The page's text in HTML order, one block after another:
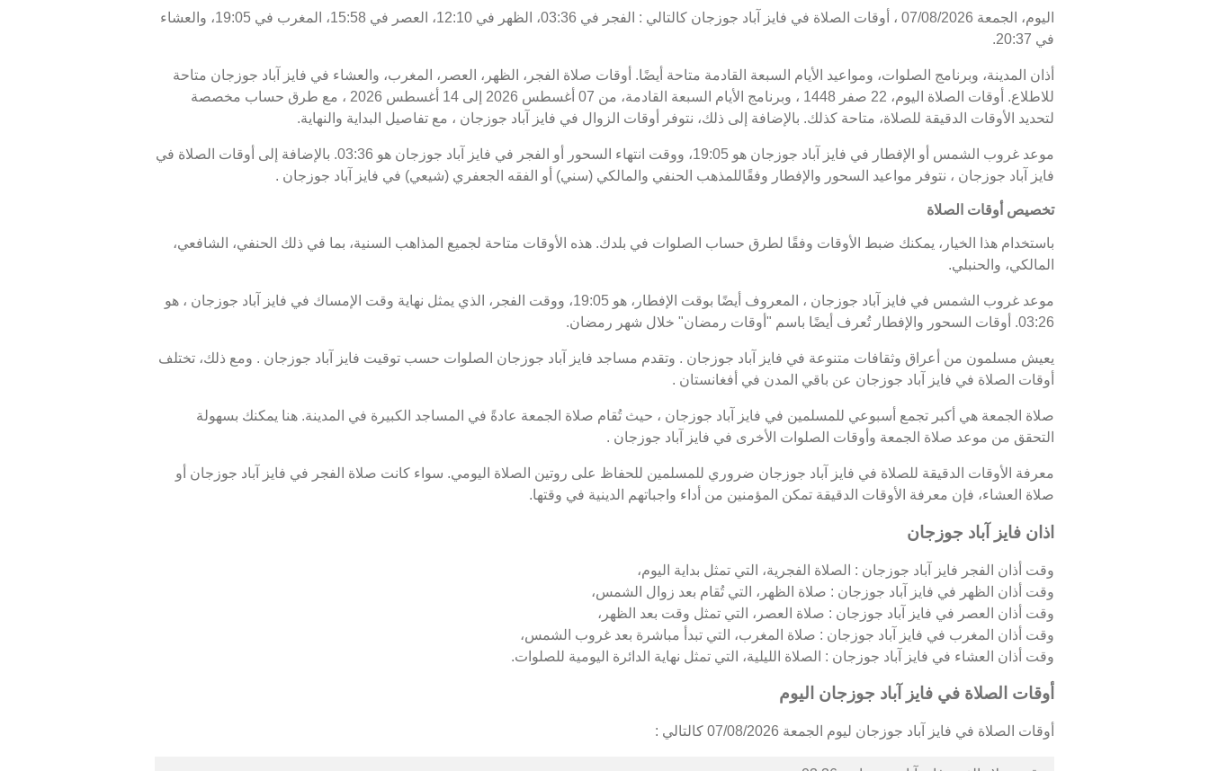
اليوم، الجمعة 07/08/2026 ، أوقات الصلاة في فايز آباد جوزجان كالتالي : الفجر في 03:36، الظهر في 12:10، العصر في 15:58، المغرب في 19:05، والعشاء
في 20:37.
أذان المدينة، وبرنامج الصلوات، ومواعيد الأيام السبعة القادمة متاحة أيضًا. أوقات صلاة الفجر، الظهر، العصر، المغرب، والعشاء في فايز آباد جوزجان متاحة
للاطلاع. أوقات الصلاة اليوم، 22 صفر 1448 ، وبرنامج الأيام السبعة القادمة، من 07 أغسطس 2026 إلى 14 أغسطس 2026 ، مع طرق حساب مخصصة
لتحديد الأوقات الدقيقة للصلاة، متاحة كذلك. بالإضافة إلى ذلك، نتوفر أوقات الزوال في فايز آباد جوزجان ، مع تفاصيل البداية والنهاية.
موعد غروب الشمس أو الإفطار في فايز آباد جوزجان هو 19:05، ووقت انتهاء السحور أو الفجر في فايز آباد جوزجان هو 03:36. بالإضافة إلى أوقات الصلاة في
فايز آباد جوزجان ، نتوفر مواعيد السحور والإفطار وفقًاللمذهب الحنفي والمالكي (سني) أو الفقه الجعفري (شيعي) في فايز آباد جوزجان .
تخصيص أوقات الصلاة
باستخدام هذا الخيار، يمكنك ضبط الأوقات وفقًا لطرق حساب الصلوات في بلدك. هذه الأوقات متاحة لجميع المذاهب السنية، بما في ذلك الحنفي، الشافعي،
المالكي، والحنبلي.
موعد غروب الشمس في فايز آباد جوزجان ، المعروف أيضًا بوقت الإفطار، هو 19:05، ووقت الفجر، الذي يمثل نهاية وقت الإمساك في فايز آباد جوزجان ، هو
03:26. أوقات السحور والإفطار تُعرف أيضًا باسم "أوقات رمضان" خلال شهر رمضان.
يعيش مسلمون من أعراق وثقافات متنوعة في فايز آباد جوزجان . وتقدم مساجد فايز آباد جوزجان الصلوات حسب توقيت فايز آباد جوزجان . ومع ذلك، تختلف
أوقات الصلاة في فايز آباد جوزجان عن باقي المدن في أفغانستان .
صلاة الجمعة هي أكبر تجمع أسبوعي للمسلمين في فايز آباد جوزجان ، حيث تُقام صلاة الجمعة عادةً في المساجد الكبيرة في المدينة. هنا يمكنك بسهولة
التحقق من موعد صلاة الجمعة وأوقات الصلوات الأخرى في فايز آباد جوزجان .
معرفة الأوقات الدقيقة للصلاة في فايز آباد جوزجان ضروري للمسلمين للحفاظ على روتين الصلاة اليومي. سواء كانت صلاة الفجر في فايز آباد جوزجان أو
صلاة العشاء، فإن معرفة الأوقات الدقيقة تمكن المؤمنين من أداء واجباتهم الدينية في وقتها.
اذان فايز آباد جوزجان
وقت أذان الفجر فايز آباد جوزجان : الصلاة الفجرية، التي تمثل بداية اليوم،
وقت أذان الظهر في فايز آباد جوزجان : صلاة الظهر، التي تُقام بعد زوال الشمس،
وقت أذان العصر في فايز آباد جوزجان : صلاة العصر، التي تمثل وقت بعد الظهر،
وقت أذان المغرب في فايز آباد جوزجان : صلاة المغرب، التي تبدأ مباشرة بعد غروب الشمس،
وقت أذان العشاء في فايز آباد جوزجان : الصلاة الليلية، التي تمثل نهاية الدائرة اليومية للصلوات.
أوقات الصلاة في فايز آباد جوزجان اليوم
أوقات الصلاة في فايز آباد جوزجان ليوم الجمعة 07/08/2026 كالتالي :